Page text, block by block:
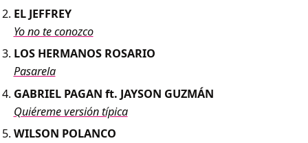
EL JEFFREY
Yo no te conozco
LOS HERMANOS ROSARIO
Pasarela
GABRIEL PAGAN ft. JAYSON GUZMÁN
Quiéreme versión típica
WILSON POLANCO